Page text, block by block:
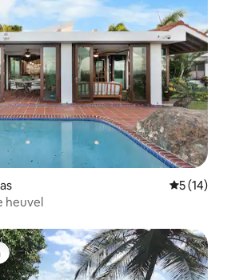
5 (14)
heuvel